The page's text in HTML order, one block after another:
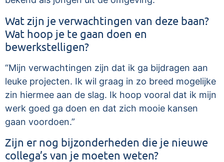
Wat zijn je verwachtingen van deze baan?
Wat hoop je te gaan doen en
bewerkstelligen?
“Mijn verwachtingen zijn dat ik ga bijdragen aan
leuke projecten. Ik wil graag in zo breed mogelijke
zin hiermee aan de slag. Ik hoop vooral dat ik mijn
werk goed ga doen en dat zich mooie kansen
gaan voordoen.”
Zijn er nog bijzonderheden die je nieuwe
collega’s van je moeten weten?